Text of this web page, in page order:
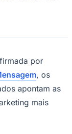
por
, os
apontam as
mais